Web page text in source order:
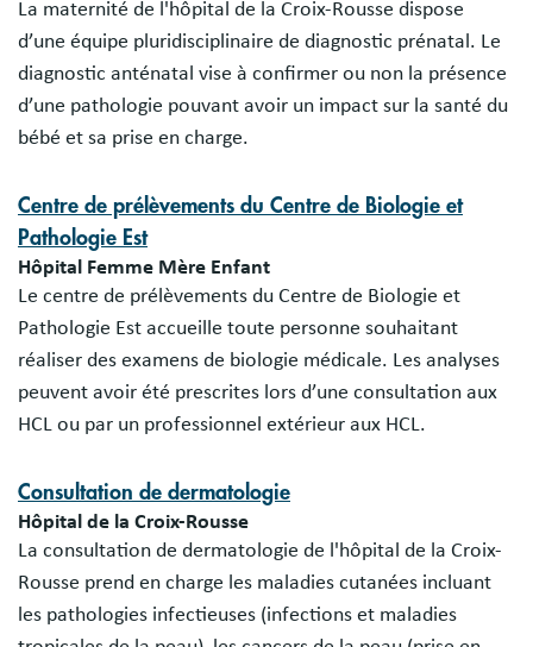
La maternité de l'hôpital de la Croix-Rousse dispose
d’une équipe pluridisciplinaire de diagnostic prénatal. Le
diagnostic anténatal vise à confirmer ou non la présence
d’une pathologie pouvant avoir un impact sur la santé du
bébé et sa prise en charge.
Centre de prélèvements du Centre de Biologie et
Pathologie Est
Hôpital Femme Mère Enfant
Le centre de prélèvements du Centre de Biologie et
Pathologie Est accueille toute personne souhaitant
réaliser des examens de biologie médicale. Les analyses
peuvent avoir été prescrites lors d’une consultation aux
HCL ou par un professionnel extérieur aux HCL.
Consultation de dermatologie
Hôpital de la Croix-Rousse
La consultation de dermatologie de l'hôpital de la Croix-
Rousse prend en charge les maladies cutanées incluant
les pathologies infectieuses (infections et maladies